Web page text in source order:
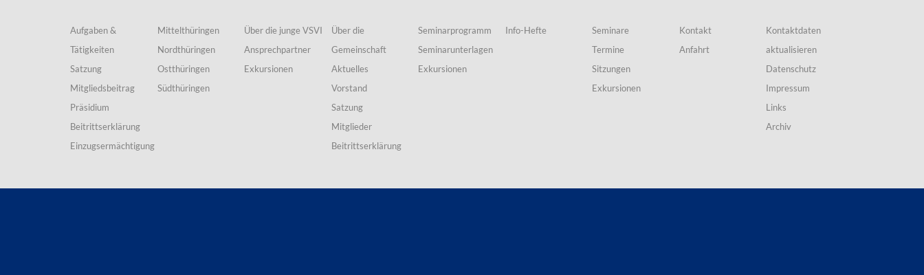
Aufgaben &
Tätigkeiten
Satzung
Mitgliedsbeitrag
Präsidium
Beitrittserklärung
Einzugsermächtigung
Mittelthüringen
Nordthüringen
Ostthüringen
Südthüringen
Über die junge VSVI
Ansprechpartner
Exkursionen
Über die
Gemeinschaft
Aktuelles
Vorstand
Satzung
Mitglieder
Beitrittserklärung
Seminarprogramm
Seminarunterlagen
Exkursionen
Info-Hefte
Seminare
Termine
Sitzungen
Exkursionen
Kontakt
Anfahrt
Kontaktdaten
aktualisieren
Datenschutz
Impressum
Links
Archiv